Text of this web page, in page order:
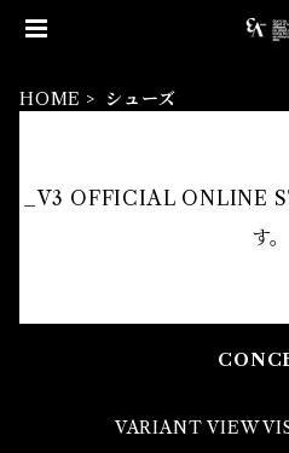
HOME シューズ
_V3 OFFICIAL ONLINE
す。
VARIANT VIEW